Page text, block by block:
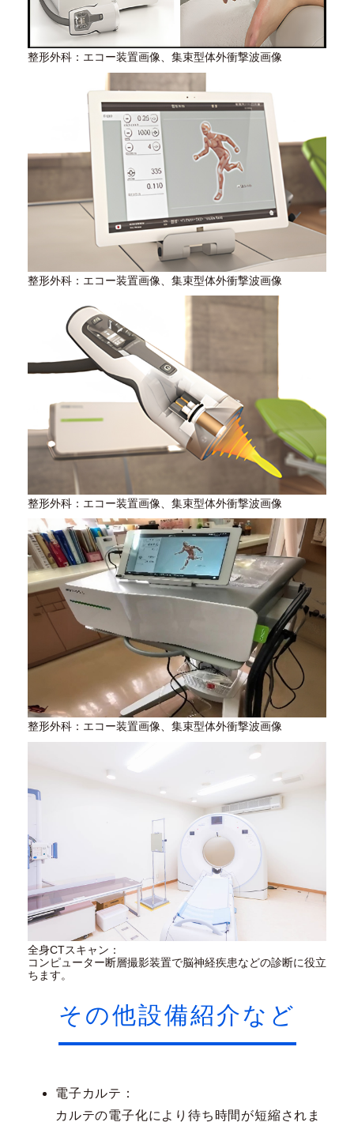
整形外科：エコー装置画像、集束型体外衝撃波画像
整形外科：エコー装置画像、集束型体外衝撃波画像
整形外科：エコー装置画像、集束型体外衝撃波画像
整形外科：エコー装置画像、集束型体外衝撃波画像
全身CTスキャン：
コンピューター断層撮影装置で脳神経疾患などの診断に役立
ちます。
その他設備紹介など
電子カルテ：
カルテの電子化により待ち時間が短縮されま